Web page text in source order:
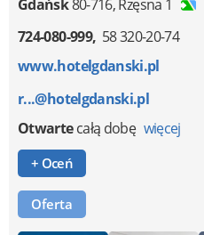
Gdańsk80-716, Rzęsna 1
724-080-999 58 320-20-74
www.hotelgdanski.pl
r...@hotelgdanski.pl
Otwartecałą dobę więcej
+ Oceń
Oferta